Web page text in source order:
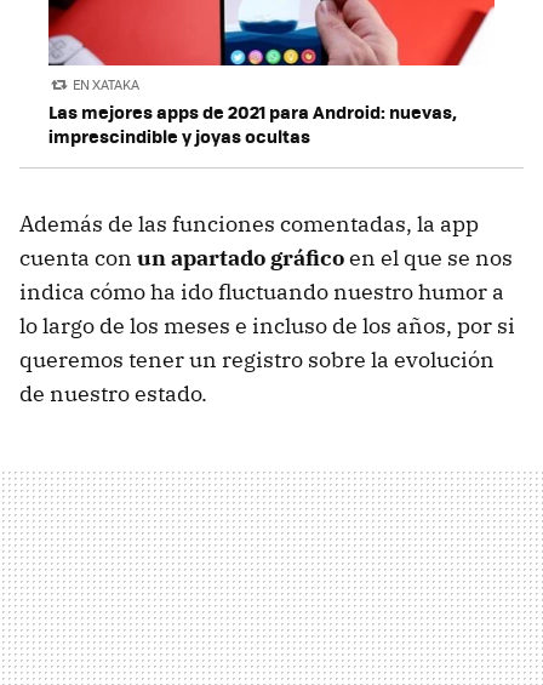
EN XATAKA
Las mejores apps de 2021 para Android: nuevas,
imprescindible y joyas ocultas
Además de las funciones comentadas, la app
cuenta con un apartado gráficoen el que se nos
indica cómo ha ido fluctuando nuestro humor a
lo largo de los meses e incluso de los años, por si
queremos tener un registro sobre la evolución
de nuestro estado.